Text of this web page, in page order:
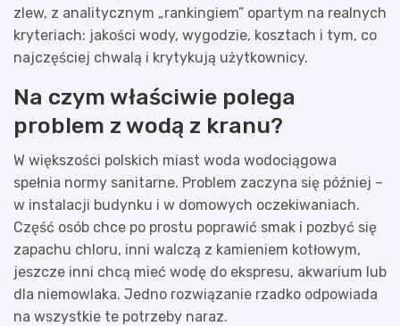
zlew, z analitycznym „rankingiem” opartym na realnych
kryteriach: jakości wody, wygodzie, kosztach i tym, co
najczęściej chwalą i krytykują użytkownicy.
Na czym właściwie polega
problem z wodą z kranu?
W większości polskich miast woda wodociągowa
spełnia normy sanitarne. Problem zaczyna się później –
w instalacji budynku i w domowych oczekiwaniach.
Część osób chce po prostu poprawić smak i pozbyć się
zapachu chloru, inni walczą z kamieniem kotłowym,
jeszcze inni chcą mieć wodę do ekspresu, akwarium lub
dla niemowlaka. Jedno rozwiązanie rzadko odpowiada
na wszystkie te potrzeby naraz.